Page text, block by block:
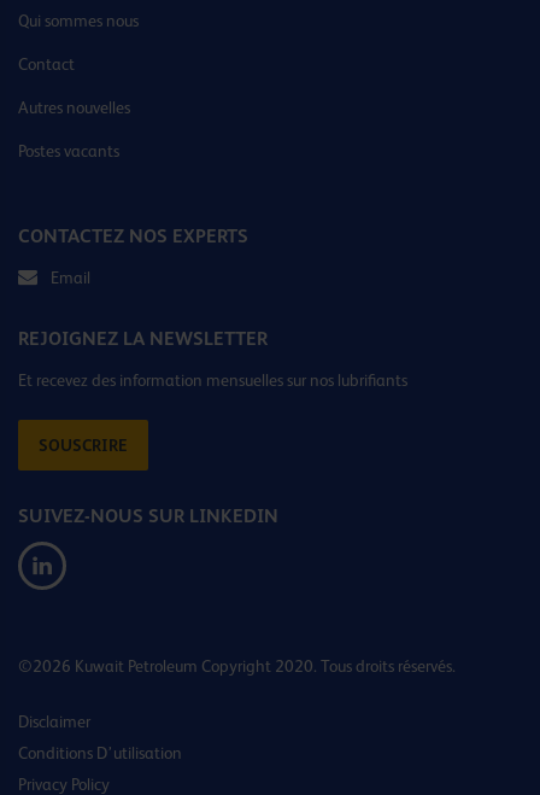
Qui sommes nous
Contact
Autres nouvelles
Postes vacants
CONTACTEZ NOS EXPERTS
Email
REJOIGNEZ LA NEWSLETTER
Et recevez des information mensuelles sur nos lubrifiants
SOUSCRIRE
SUIVEZ-NOUS SUR LINKEDIN
©2026 Kuwait Petroleum Copyright 2020. Tous droits réservés.
Disclaimer
Conditions D’utilisation
Privacy Policy